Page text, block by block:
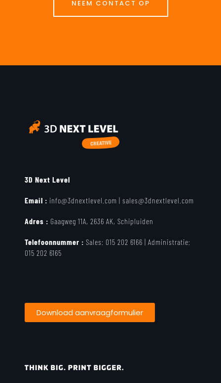
NEEM CONTACT OP
3D Next Level
Email : info@3dnextlevel.com | sales@3dnextlevel.com
Adres : Gaagweg 11A, 2636 AK, Schipluiden
Telefoonnummer : Sales: 015 202 6166 | Administratie:
015 202 6165
Download aanvraagformulier